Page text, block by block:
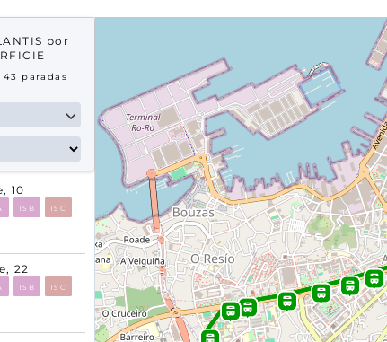
por
43 paradas
10
15B 15C
22
15B 15C